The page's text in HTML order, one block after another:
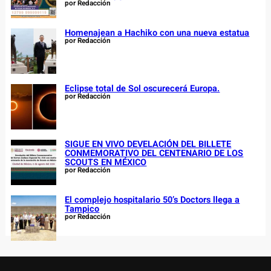
por Redacción
Homenajean a Hachiko con una nueva estatua
por Redacción
Eclipse total de Sol oscurecerá Europa.
por Redacción
SIGUE EN VIVO DEVELACIÓN DEL BILLETE
CONMEMORATIVO DEL CENTENARIO DE LOS
SCOUTS EN MÉXICO
por Redacción
El complejo hospitalario 50’s Doctors llega a
Tampico
por Redacción